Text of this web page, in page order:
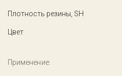
Плотность резины, SH
Цвет
Применение: